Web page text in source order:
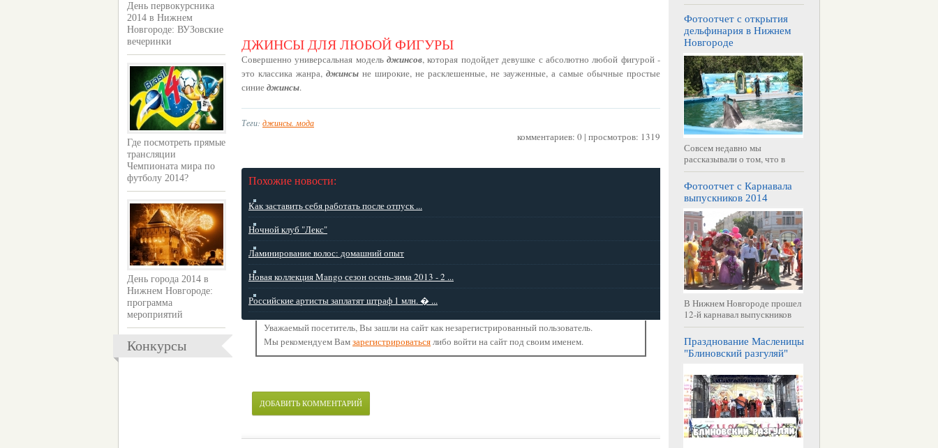
День первокурсника
2014 в Нижнем
Новгороде: ВУЗовские
вечеринки
Где посмотреть прямые
трансляции
Чемпионата мира по
футболу 2014?
День города 2014 в
Нижнем Новгороде:
программа
мероприятий
Конкурсы
ДЖИНСЫ ДЛЯ ЛЮБОЙ ФИГУРЫ
Совершенно универсальная модельджинсов, которая подойдет девушке с абсолютно любой фигурой -
это классика жанра, джинсы не широкие, не расклешенные, не зауженные, а самые обычные простые
синиеджинсы.
Теги: джинсы. мода
комментариев: 0 | просмотров: 1319
Похожие новости:
Как заставить себя работать после отпуск ...
Ночной клуб "Лекс"
Ламинирование волос: домашний опыт
Новая коллекция Mango сезон осень-зима 2013 - 2 ...
Российские артисты заплатят штраф 1 млн. � ...
Уважаемый посетитель, Вы зашли на сайт как незарегистрированный пользователь.
Мы рекомендуем Вамзарегистрироваться либо войти на сайт под своим именем.
ДОБАВИТЬ КОММЕНТАРИЙ
Фотоотчет с открытия
дельфинария в Нижнем
Новгороде
Совсем недавно мы
рассказывали о том, что в
Фотоотчет с Карнавала
выпускников 2014
В Нижнем Новгороде прошел
12-й карнавал выпускников
Празднование Масленицы
"Блиновский разгуляй"